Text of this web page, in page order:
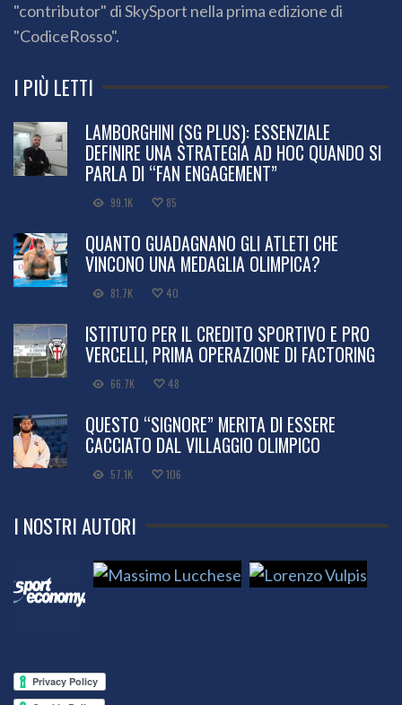
"contributor" di SkySport nella prima edizione di
"CodiceRosso".
I PIÙ LETTI
LAMBORGHINI (SG PLUS): ESSENZIALE
DEFINIRE UNA STRATEGIA AD HOC QUANDO SI
PARLA DI “FAN ENGAGEMENT”
99.1K 85
QUANTO GUADAGNANO GLI ATLETI CHE
VINCONO UNA MEDAGLIA OLIMPICA?
81.7K 40
ISTITUTO PER IL CREDITO SPORTIVO E PRO
VERCELLI, PRIMA OPERAZIONE DI FACTORING
66.7K 48
QUESTO “SIGNORE” MERITA DI ESSERE
CACCIATO DAL VILLAGGIO OLIMPICO
57.1K 106
I NOSTRI AUTORI